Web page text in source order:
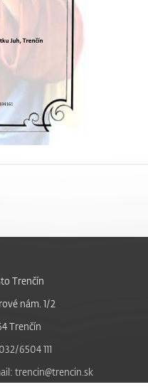
Trenčín
nám. 1/2
Trenčín
6504 111
trencin@trencin.sk